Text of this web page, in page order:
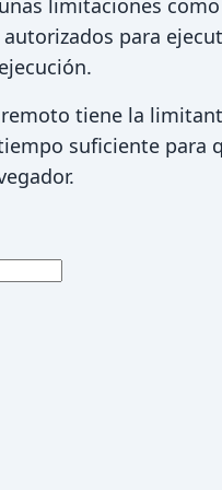
limitaciones
para
tiene la
suficiente para